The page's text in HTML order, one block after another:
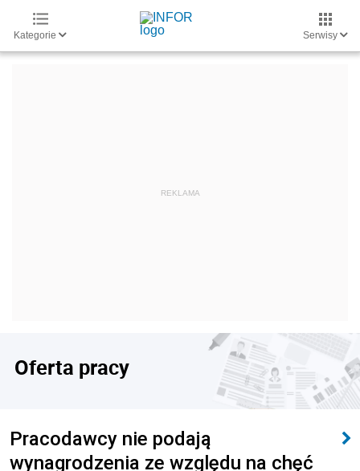
Kategorie Serwisy
Oferta pracy
Pracodawcy nie podają
wynagrodzenia ze względu na chęć